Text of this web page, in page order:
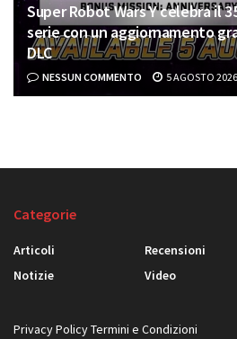
Super Robot Wars Y celebra il
serie con un aggiornamento
DLC
NESSUN COMMENTO 5 AGOSTO 2026
Categorie
Articoli
Notizie
Recensioni
Video
Privacy PolicyTermini e Condizioni